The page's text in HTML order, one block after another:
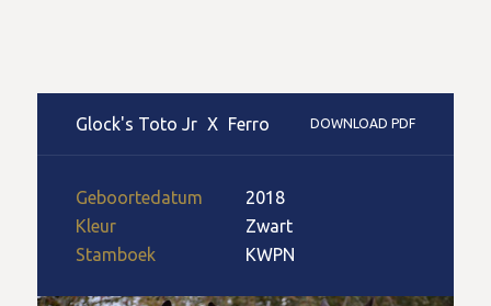
Glock's Toto Jr X Ferro DOWNLOAD PDF
Geboortedatum
2018
Kleur
Zwart
Stamboek
KWPN